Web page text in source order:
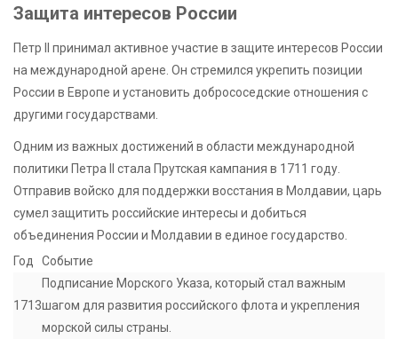
Защита интересов России
Петр II принимал активное участие в защите интересов России
на международной арене. Он стремился укрепить позиции
России в Европе и установить добрососедские отношения с
другими государствами.
Одним из важных достижений в области международной
политики Петра II стала Прутская кампания в 1711 году.
Отправив войско для поддержки восстания в Молдавии, царь
сумел защитить российские интересы и добиться
объединения России и Молдавии в единое государство.
Год
Событие
1713
Подписание Морского Указа, который стал важным
шагом для развития российского флота и укрепления
морской силы страны.